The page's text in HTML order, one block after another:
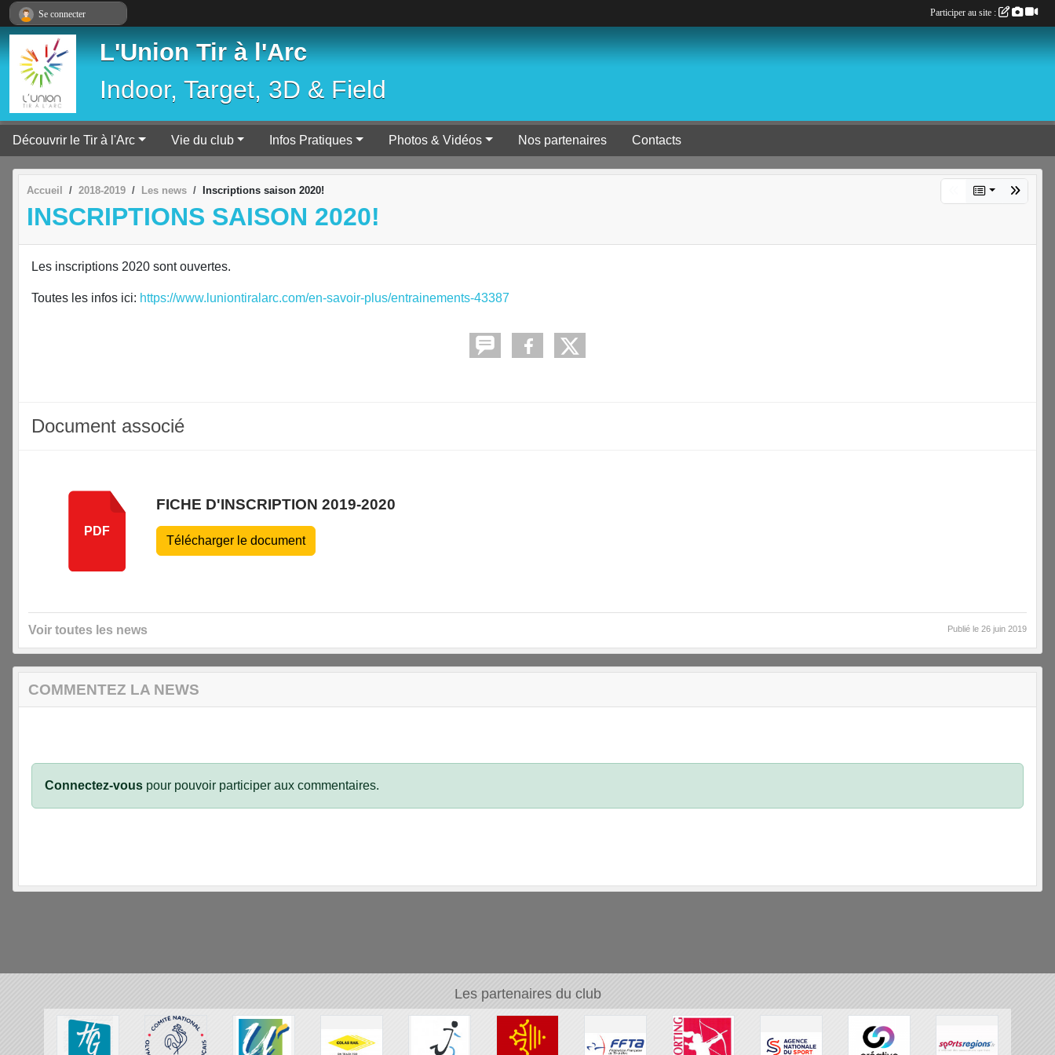
L'Union Tir à l'Arc
Indoor, Target, 3D & Field
Découvrir le Tir à l'Arc Vie du club Infos Pratiques Photos & Vidéos Nos partenaires Contacts
Accueil 2018-2019 Les news Inscriptions saison 2020!
INSCRIPTIONS SAISON 2020!
Les inscriptions 2020 sont ouvertes.
Toutes les infos ici: https://www.luniontiralarc.com/en-savoir-plus/entrainements-43387
Document associé
PDF
FICHE D'INSCRIPTION 2019-2020
Télécharger le document
Voir toutes les news Publié le 26 juin 2019
COMMENTEZ LA NEWS
Connectez-vous pour pouvoir participer aux commentaires.
Les partenaires du club
Se connecter Participer au site :
Panneau de gestion des cookies